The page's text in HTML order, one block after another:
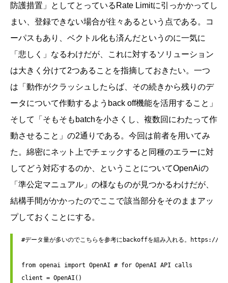
防護措置」としてとっているRate Limitに引っかかってし
まい、登録できない場合が往々あるという点である。コ
ーパスもあり、ベクトル化も済んだというのに一気に
「悲しく」なるわけだが、これに対するソリューション
は大きく分けて2つあることを指摘しておきたい。一つ
は「動作がクラッシュしたらば、その続きから残りのデ
ータについて作動するようback off機能を活用すること」
そして「そもそもbatchを小さくし、複数回にわたって作
動させること」の2通りである。今回は前者を用いてみ
た。綿密にネット上でチェックすると同種のエラーに対
してどう対応するのか、ということについてOpenAiの
「準公定マニュアル」の様なものが見つかるわけだが、
結構手間がかかったのでここで該当部分をそのままアッ
プしておくことにする。
#データ量が多いのでこちらを参考にbackoffを組み入れる。
from openai import OpenAI # for OpenAI API calls
client = OpenAI()